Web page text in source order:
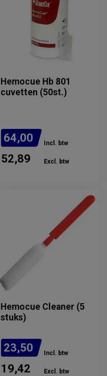
Hemocue Hb 801
cuvetten (50st.)
64,00 Incl. btw
52,89 Excl. btw
Hemocue Cleaner (5
stuks)
23,50 Incl. btw
19,42 Excl. btw